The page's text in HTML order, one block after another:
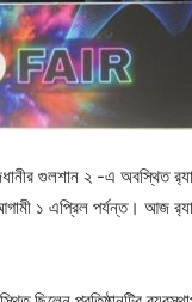
গুলশান ২ -এ অবস্থিত
১ এপ্রিল পর্যন্ত। আজ